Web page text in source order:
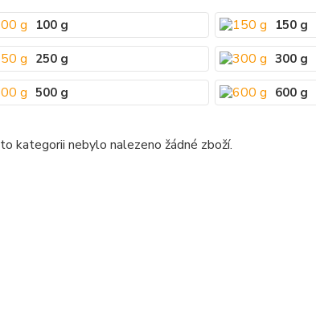
100 g 150 g
250 g 300 g
500 g 600 g
kategorii nebylo nalezeno žádné zboží.